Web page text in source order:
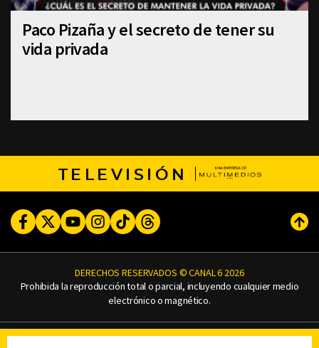
Paco Pizaña y el secreto de tener su
vida privada
TELEVISIÓN
FacebookTwitterYoutubeInstagram
TikTokThreads
DERECHOS RESERVADOS © CANAL 6 2026
Prohibida la reproducción total o parcial, incluyendo cualquier medio
electrónico o magnético.